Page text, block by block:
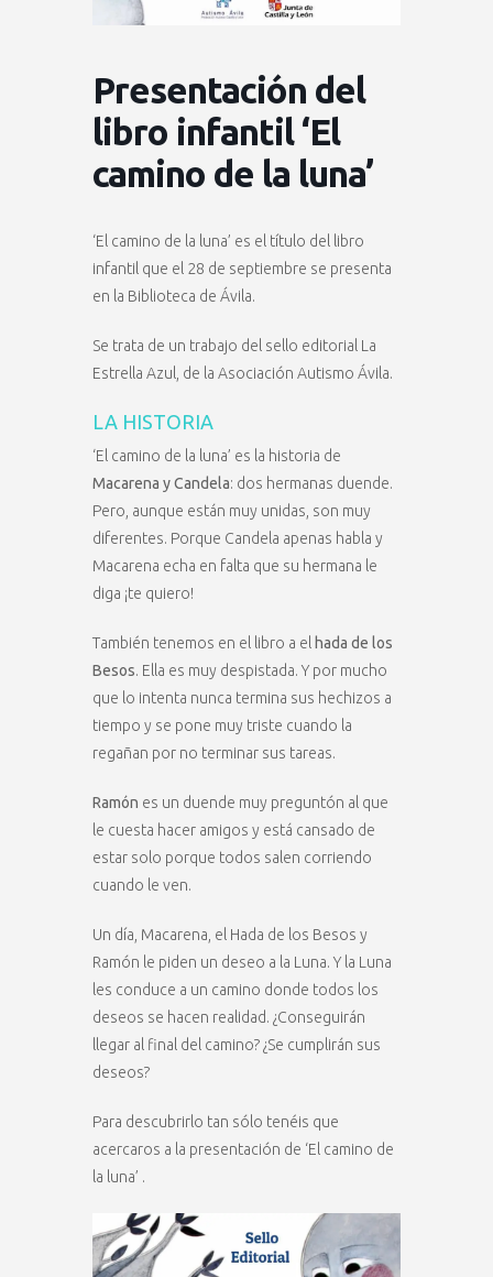
Presentación del
libro infantil ‘El
camino de la luna’
‘El camino de la luna’ es el título del libro
infantil que el 28 de septiembre se presenta
en la Biblioteca de Ávila.
Se trata de un trabajo del sello editorial La
Estrella Azul, de la Asociación Autismo Ávila.
LA HISTORIA
‘El camino de la luna’ es la historia de
Macarena y Candela: dos hermanas duende.
Pero, aunque están muy unidas, son muy
diferentes. Porque Candela apenas habla y
Macarena echa en falta que su hermana le
diga ¡te quiero!
También tenemos en el libro a el hada de los
Besos. Ella es muy despistada. Y por mucho
que lo intenta nunca termina sus hechizos a
tiempo y se pone muy triste cuando la
regañan por no terminar sus tareas.
Ramón es un duende muy preguntón al que
le cuesta hacer amigos y está cansado de
estar solo porque todos salen corriendo
cuando le ven.
Un día, Macarena, el Hada de los Besos y
Ramón le piden un deseo a la Luna. Y la Luna
les conduce a un camino donde todos los
deseos se hacen realidad. ¿Conseguirán
llegar al final del camino? ¿Se cumplirán sus
deseos?
Para descubrirlo tan sólo tenéis que
acercaros a la presentación de ‘El camino de
la luna’ .